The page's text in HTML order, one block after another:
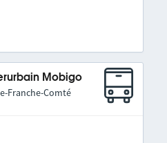
Mobigo
Franche-Comté